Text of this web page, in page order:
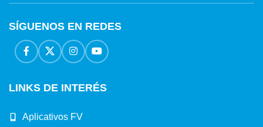
SÍGUENOS EN REDES
LINKS DE INTERÉS
Aplicativos FV